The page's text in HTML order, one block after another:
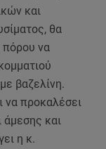
και
θα
πόρου να
βαζελίνη.
να προκαλέσει
άμεσης και
η κ.